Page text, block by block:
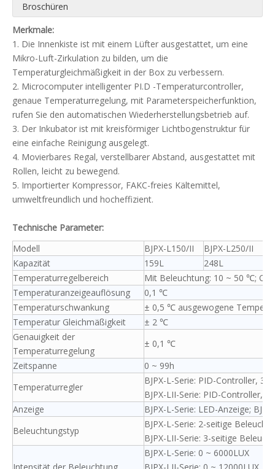
Broschüren
Merkmale:
1. Die Innenkiste ist mit einem Lüfter ausgestattet, um eine
Mikro-Luft-Zirkulation zu bilden, um die
Temperaturgleichmäßigkeit in der Box zu verbessern.
2. Microcomputer intelligenter PI.D -Temperaturcontroller,
genaue Temperaturregelung, mit Parameterspeicherfunktion,
rufen Sie den automatischen Wiederherstellungsbetrieb auf.
3. Der Inkubator ist mit kreisförmiger Lichtbogenstruktur für
eine einfache Reinigung ausgelegt.
4. Movierbares Regal, verstellbarer Abstand, ausgestattet mit
Rollen, leicht zu bewegend.
5. Importierter Kompressor, FAKC-freies Kältemittel,
umweltfreundlich und hocheffizient.
Technische Parameter:
Modell
BJPX-L150/II BJPX-L250/II
Kapazität
159L 248L
Temperaturregelbereich
Mit Beleuchtung: 10 ~ 50 ℃;
Temperaturanzeigeauflösung
0,1 ℃
Temperaturschwankung
± 0,5 ℃ ausgewogene
Temperatur Gleichmäßigkeit
± 2 ℃
Genauigkeit der
Temperaturregelung
± 0,1 ℃
Zeitspanne
0 ~ 99h
Temperaturregler
BJPX-L-Serie: PID-Controller,
BJPX-LII-Serie: PID-Controller,
Anzeige
BJPX-L-Serie: LED-Anzeige;
Beleuchtungstyp
BJPX-L-Serie: 2-seitige
BJPX-LII-Serie: 3-seitige
BJPX-L-Serie: 0 ~ 6000LUX